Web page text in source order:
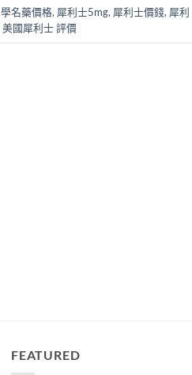
名藥價格, 犀利士5mg, 犀利士價錢, 犀利
美國犀利士 評價
FEATURED